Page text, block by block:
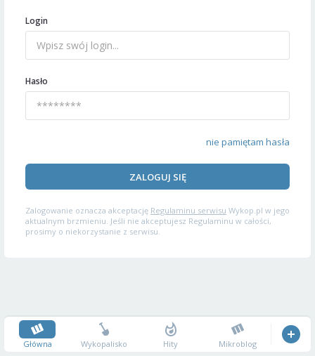
Login
Hasło
nie pamiętam hasła
ZALOGUJ SIĘ
Zalogowanie oznacza akceptację Regulaminu serwisu Wykop.pl w jego
aktualnym brzmieniu. Jeśli nie akceptujesz Regulaminu w całości,
prosimy o niekorzystanie z serwisu.
Główna Wykopalisko Hity Mikroblog